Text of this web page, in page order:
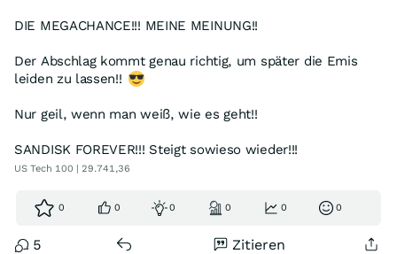
DIE MEGACHANCE!!! MEINE MEINUNG!!
Der Abschlag kommt genau richtig, um später die Emis
leiden zu lassen!!
Nur geil, wenn man weiß, wie es geht!!
SANDISK FOREVER!!! Steigt sowieso wieder!!!
US Tech 100 | 29.741,36
0 0 0 0 0 0
5 Zitieren